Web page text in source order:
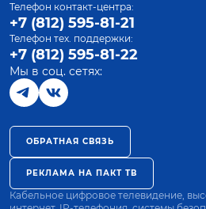
Телефон контакт-центра:
+7 (812) 595-81-21
Телефон тех. поддержки:
+7 (812) 595-81-22
Мы в соц. сетях:
ОБРАТНАЯ СВЯЗЬ
РЕКЛАМА НА ПАКТ ТВ
Кабельное цифровое телевидение,